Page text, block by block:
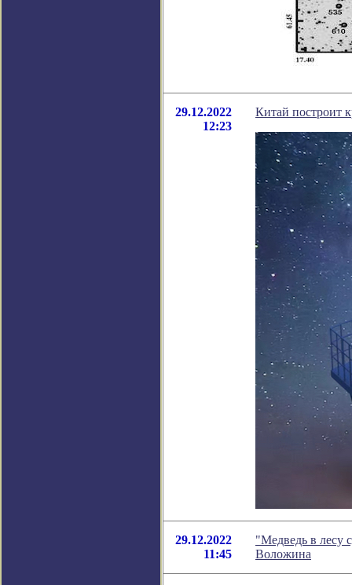
29.12.2022
12:23
Китай построит
29.12.2022
11:45
"Медведь в лесу
Воложина